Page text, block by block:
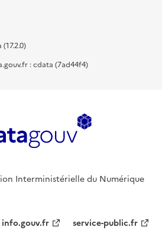
: cdata (7ad44f4)
Interministérielle du Numérique
info.gouv.fr service-public.fr